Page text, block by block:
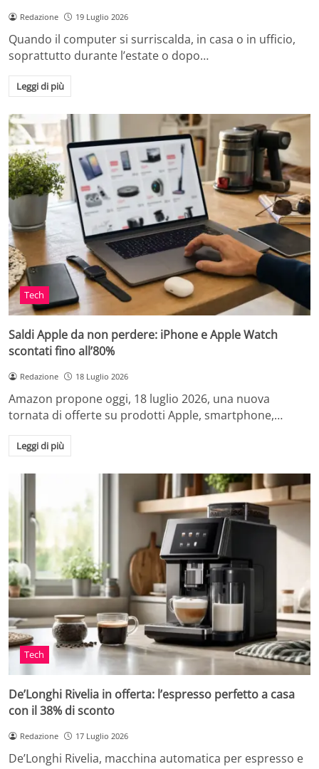
Redazione 19 Luglio 2026
Quando il computer si surriscalda, in casa o in ufficio,
soprattutto durante l’estate o dopo…
Leggi di più
Tech
Saldi Apple da non perdere: iPhone e Apple Watch
scontati fino all’80%
Redazione 18 Luglio 2026
Amazon propone oggi, 18 luglio 2026, una nuova
tornata di offerte su prodotti Apple, smartphone,…
Leggi di più
Tech
De’Longhi Rivelia in offerta: l’espresso perfetto a casa
con il 38% di sconto
Redazione 17 Luglio 2026
De’Longhi Rivelia, macchina automatica per espresso e